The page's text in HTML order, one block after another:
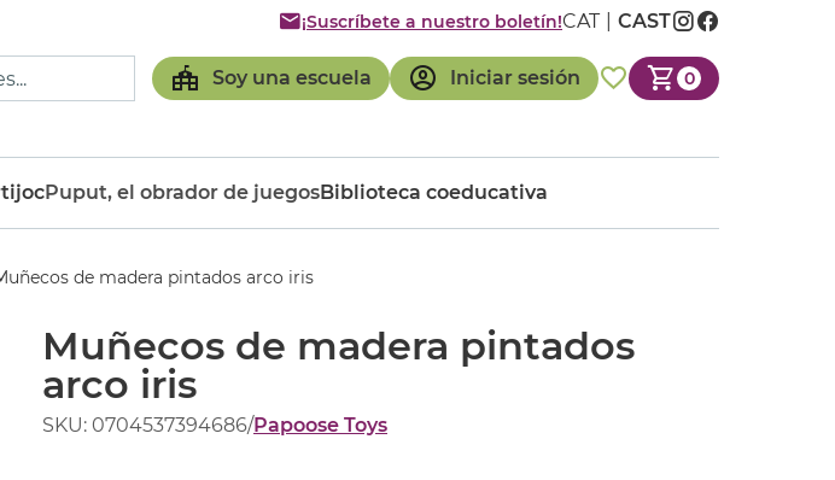
Soy una escuela Iniciar sesión 0
¡Suscríbete a nuestro boletín!CAT CAST
Puput, el obrador de juegosBiblioteca coeducativa
de madera pintados arco iris
Muñecos de madera pintados
arco iris
SKU: 0704537394686/Papoose Toys